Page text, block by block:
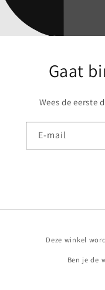
Gaat
Wees de eerste
E‑mail
Deze winkel
Ben je de